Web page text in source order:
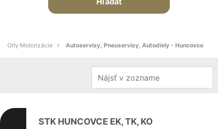
Orly Motorizácie Autoservisy, Pneuservisy, Autodiely - Huncovce
STK HUNCOVCE EK, TK, KO